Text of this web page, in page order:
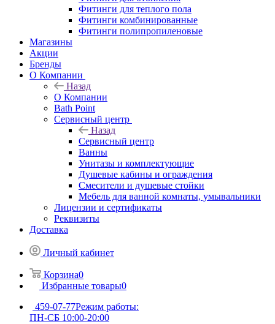
Фитинги для теплого пола
Фитинги комбинированные
Фитинги полипропиленовые
Магазины
Акции
Бренды
О Компании
Назад
О Компании
Bath Point
Сервисный центр
Назад
Сервисный центр
Ванны
Унитазы и комплектующие
Душевые кабины и ограждения
Смесители и душевые стойки
Мебель для ванной комнаты, умывальники
Лицензии и сертификаты
Реквизиты
Доставка
Личный кабинет
Корзина0
Избранные товары0
459-07-77Режим работы:
ПН-СБ 10:00-20:00